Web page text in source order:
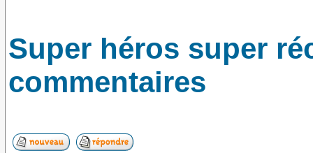
Super héros super
commentaires